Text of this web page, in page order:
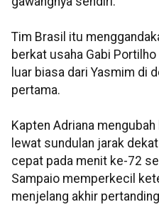
Tim Brasil itu
berkat usaha Gabi
luar biasa dari Yasmim di
pertama.
Kapten Adriana
lewat sundulan jarak
cepat pada menit ke-72
Sampaio memperkecil
menjelang akhir